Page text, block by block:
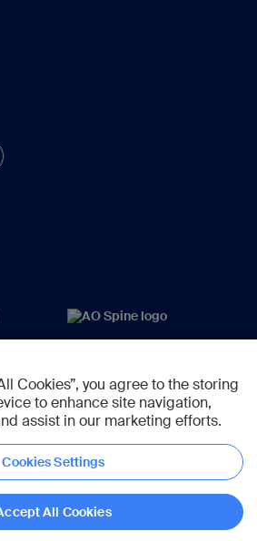
,Clavadelerstrasse 8,7270Davos,
Switzerland
Cookies”, you agree to the storing
to enhance site navigation,
assist in our marketing efforts.
Cookies Settings
All Cookies